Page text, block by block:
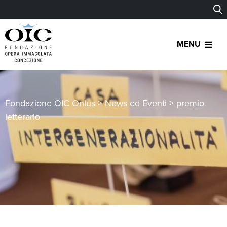
MENU
Fondazione OIC Onlus >News ed Eventi > premio
letterario